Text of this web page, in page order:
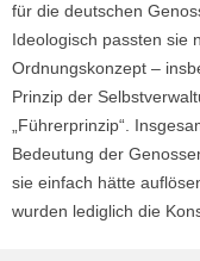
für die deutschen
Ideologisch passten sie
Ordnungskonzept –
Prinzip der
„Führerprinzip“.
Bedeutung der
sie einfach hätte
wurden lediglich die